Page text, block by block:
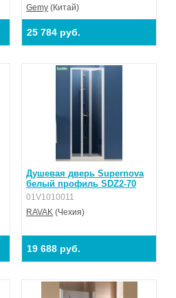
Gemy (Китай)
25 784 руб.
Душевая дверь Supernova
белый профиль SDZ2-70
01V1010011
RAVAK (Чехия)
19 688 руб.